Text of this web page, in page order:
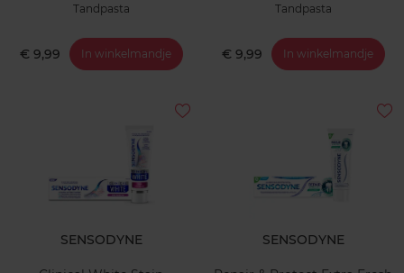
Tandpasta
€ 9,99 In winkelmandje
Tandpasta
€ 9,99 In winkelmandje
SENSODYNE SENSODYNE